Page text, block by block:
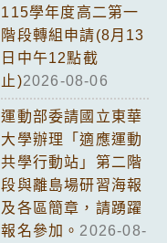
115學年度高二第一
階段轉組申請(8月13
日中午12點截
止)2026-08-06
運動部委請國立東華
大學辦理「適應運動
共學行動站」第二階
段與離島場研習海報
及各區簡章，請踴躍
報名參加。 2026-08-